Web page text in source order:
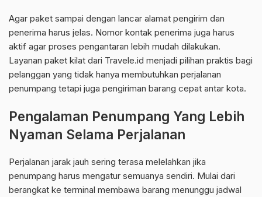
Agar paket sampai dengan lancar alamat pengirim dan
penerima harus jelas. Nomor kontak penerima juga harus
aktif agar proses pengantaran lebih mudah dilakukan.
Layanan paket kilat dari Travele.id menjadi pilihan praktis bagi
pelanggan yang tidak hanya membutuhkan perjalanan
penumpang tetapi juga pengiriman barang cepat antar kota.
Pengalaman Penumpang Yang Lebih
Nyaman Selama Perjalanan
Perjalanan jarak jauh sering terasa melelahkan jika
penumpang harus mengatur semuanya sendiri. Mulai dari
berangkat ke terminal membawa barang menunggu jadwal